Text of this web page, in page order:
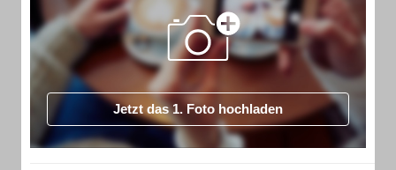
Jetzt das 1. Foto hochladen